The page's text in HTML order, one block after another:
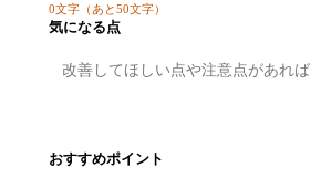
0文字 （あと50文字）
気になる点
おすすめポイント